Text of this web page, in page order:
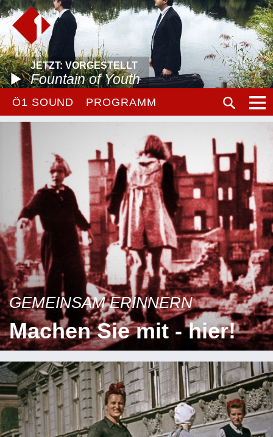
JETZT: VORGESTELLT
Fountain of Youth
Ö1 SOUND PROGRAMM
GEMEINSAM ERINNERN
Machen Sie mit - hier!